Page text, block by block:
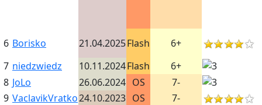
6 Borisko 21.04.2025Flash
6+
7 niedzwiedz 10.11.2024Flash
6+
8 JoLo 26.06.2024 OS
7-
9 VaclavikVratko24.10.2023 OS
7-